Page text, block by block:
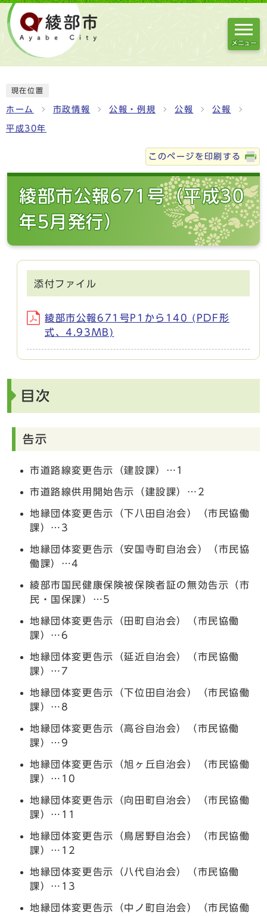
メニュー
現在位置
ホーム 市政情報 公報・例規 公報 公報
平成30年
このページを印刷する
綾部市公報671号（平成30
年5月発行）
添付ファイル
綾部市公報671号P1から140 (PDF形
式、4.93MB)
目次
告示
市道路線変更告示（建設課）…1
市道路線供用開始告示（建設課）…2
地縁団体変更告示（下八田自治会）（市民協働
課）…3
地縁団体変更告示（安国寺町自治会）（市民協
働課）…4
綾部市国民健康保険被保険者証の無効告示（市
民・国保課）…5
地縁団体変更告示（田町自治会）（市民協働
課）…6
地縁団体変更告示（延近自治会）（市民協働
課）…7
地縁団体変更告示（下位田自治会）（市民協働
課）…8
地縁団体変更告示（高谷自治会）（市民協働
課）…9
地縁団体変更告示（旭ヶ丘自治会）（市民協働
課）…10
地縁団体変更告示（向田町自治会）（市民協働
課）…11
地縁団体変更告示（鳥居野自治会）（市民協働
課）…12
地縁団体変更告示（八代自治会）（市民協働
課）…13
地縁団体変更告示（中ノ町自治会）（市民協働